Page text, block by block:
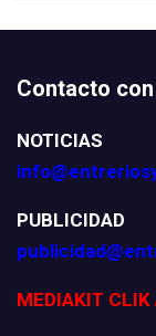
Contacto
NOTICIAS
PUBLICIDAD
MEDIAKIT CLIK